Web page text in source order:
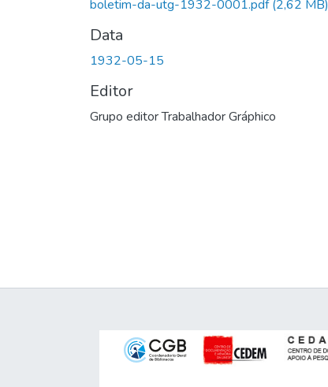
boletim-da-utg-1932-0001.pdf(2,62 MB)
Data
1932-05-15
Editor
Grupo editor Trabalhador Gráphico